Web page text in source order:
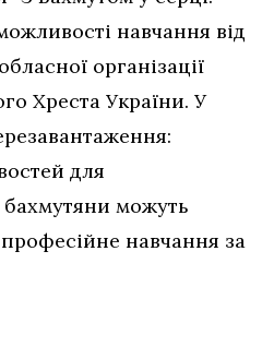
навчання від
організації
Хреста України. У
для
можуть
навчання за